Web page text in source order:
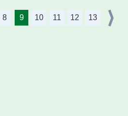
8 9 10 11 12 13